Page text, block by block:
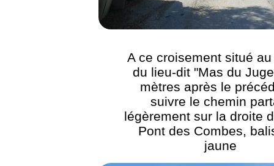
A ce croisement situé
du lieu-dit "Mas du
mètres après le
suivre le chemin
légèrement sur la droite
Pont des Combes,
jaune